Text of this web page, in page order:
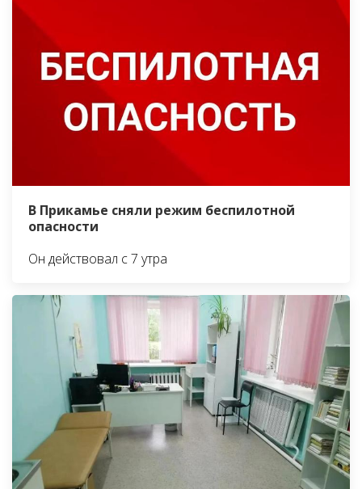
В Прикамье сняли режим беспилотной
опасности
Он действовал с 7 утра